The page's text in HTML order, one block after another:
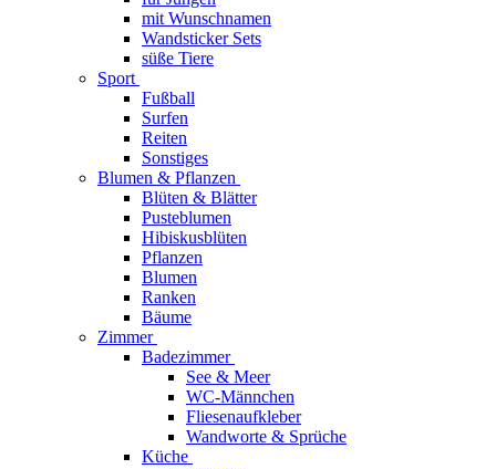
mit Wunschnamen
Wandsticker Sets
süße Tiere
Sport
Fußball
Surfen
Reiten
Sonstiges
Blumen & Pflanzen
Blüten & Blätter
Pusteblumen
Hibiskusblüten
Pflanzen
Blumen
Ranken
Bäume
Zimmer
Badezimmer
See & Meer
WC-Männchen
Fliesenaufkleber
Wandworte & Sprüche
Küche